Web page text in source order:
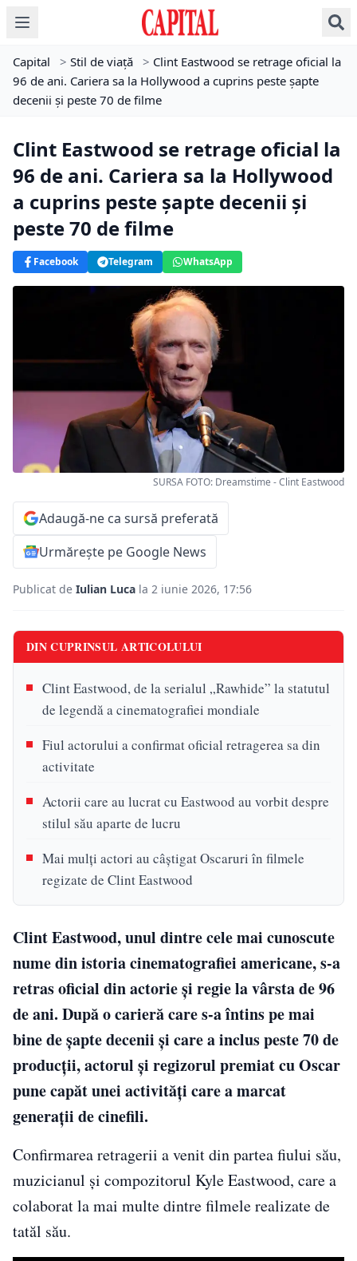
Capital > Stil de viață > Clint Eastwood se retrage oficial la
96 de ani. Cariera sa la Hollywood a cuprins peste șapte
decenii și peste 70 de filme
Clint Eastwood se retrage oficial la
96 de ani. Cariera sa la Hollywood
a cuprins peste șapte decenii și
peste 70 de filme
Facebook Telegram WhatsApp
SURSA FOTO: Dreamstime - Clint Eastwood
Adaugă-ne ca sursă preferată
Urmărește pe Google News
Publicat de Iulian Luca la 2 iunie 2026, 17:56
DIN CUPRINSUL ARTICOLULUI
Clint Eastwood, de la serialul „Rawhide” la statutul
de legendă a cinematografiei mondiale
Fiul actorului a confirmat oficial retragerea sa din
activitate
Actorii care au lucrat cu Eastwood au vorbit despre
stilul său aparte de lucru
Mai mulți actori au câștigat Oscaruri în filmele
regizate de Clint Eastwood
Clint Eastwood, unul dintre cele mai cunoscute
nume din istoria cinematografiei americane, s-a
retras oficial din actorie și regie la vârsta de 96
de ani. După o carieră care s-a întins pe mai
bine de șapte decenii și care a inclus peste 70 de
producții, actorul și regizorul premiat cu Oscar
pune capăt unei activități care a marcat
generații de cinefili.
Confirmarea retragerii a venit din partea fiului său,
muzicianul și compozitorul Kyle Eastwood, care a
colaborat la mai multe dintre filmele realizate de
tatăl său.